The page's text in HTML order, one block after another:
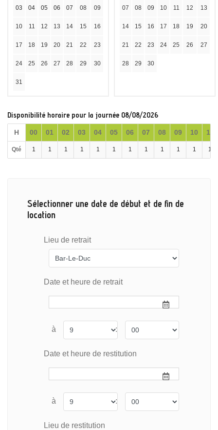
03 04 05 06 07 08 09
10 11 12 13 14 15 16
17 18 19 20 21 22 23
24 25 26 27 28 29 30
31
07 08 09 10 11 12 13
14 15 16 17 18 19 20
21 22 23 24 25 26 27
28 29 30
Disponibilité horaire pour la journée 08/08/2026
H 00 01 02 03 04 05 06 07 08 09 10 11
Qté 1 1 1 1 1 1 1 1 1 1 1 1
Sélectionner une date de début et de fin de
location
Lieu de retrait
Date et heure de retrait
à :
Date et heure de restitution
à :
Lieu de restitution